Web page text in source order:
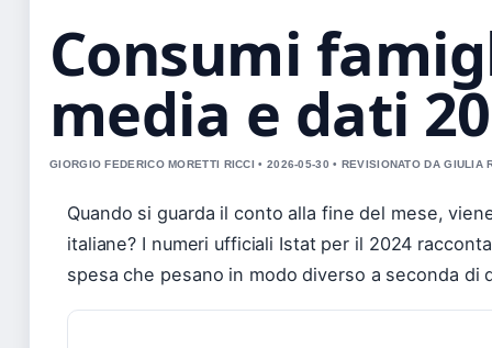
Consumi
media e dati
GIORGIO FEDERICO MORETTI RICCI • 2026-05-30 • REVISIONATO DA GIULIA
Quando si guarda il conto alla fine del mese,
italiane? I numeri ufficiali Istat per il 2024
spesa che pesano in modo diverso a seconda di